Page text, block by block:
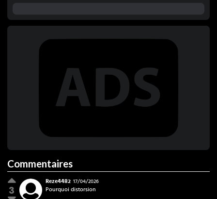
Commentaires
3
Reze4482 17/04/2026
Pourquoi distorsion